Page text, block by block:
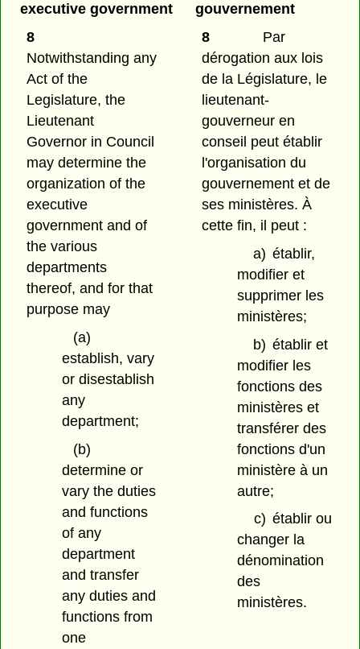
executive government
8
Notwithstanding any
Act of the
Legislature, the
Lieutenant
Governor in Council
may determine the
organization of the
executive
government and of
the various
departments
thereof, and for that
purpose may
(a)
establish, vary
or disestablish
any
department;
(b)
determine or
vary the duties
and functions
of any
department
and transfer
any duties and
functions from
one
gouvernement
8
Par
dérogation aux lois
de la Législature, le
lieutenant-
gouverneur en
conseil peut établir
l'organisation du
gouvernement et de
ses ministères. À
cette fin, il peut :
a) établir,
modifier et
supprimer les
ministères;
b) établir et
modifier les
fonctions des
ministères et
transférer des
fonctions d'un
ministère à un
autre;
c) établir ou
changer la
dénomination
des
ministères.